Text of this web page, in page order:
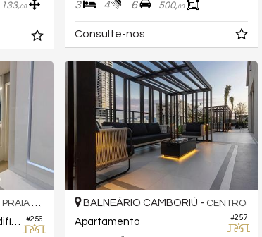
133,00 3 4 6 500,00
Consulte-nos
#256
PRAIA DOS AMORES
#257
BALNEÁRIO CAMBORIÚ - CENTRO
Apartamento